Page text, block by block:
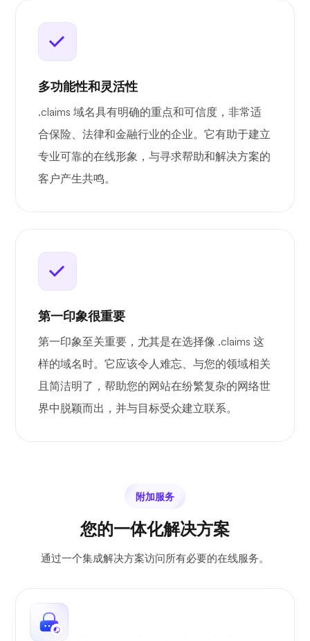
多功能性和灵活性
.claims 域名具有明确的重点和可信度，非常适
合保险、法律和金融行业的企业。它有助于建立
专业可靠的在线形象，与寻求帮助和解决方案的
客户产生共鸣。
第一印象很重要
第一印象至关重要，尤其是在选择像 .claims 这
样的域名时。它应该令人难忘、与您的领域相关
且简洁明了，帮助您的网站在纷繁复杂的网络世
界中脱颖而出，并与目标受众建立联系。
附加服务
您的一体化解决方案
通过一个集成解决方案访问所有必要的在线服务。